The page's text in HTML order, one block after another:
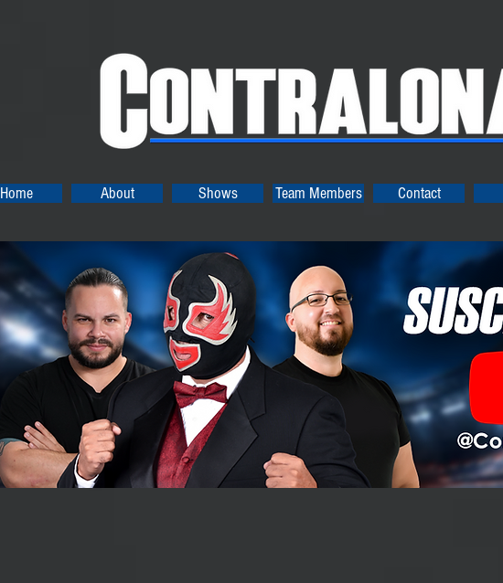
Home About Shows Team Members Contact